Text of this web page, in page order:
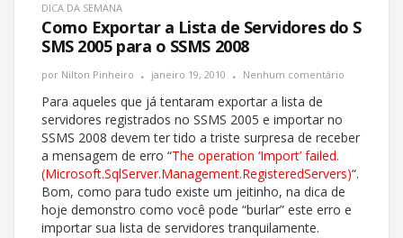
DICA DA SEMANA
Como Exportar a Lista de Servidores do S
SMS 2005 para o SSMS 2008
por Nilton Pinheiro janeiro 19, 2010 Nenhum comentário
Para aqueles que já tentaram exportar a lista de
servidores registrados no SSMS 2005 e importar no
SSMS 2008 devem ter tido a triste surpresa de receber
a mensagem de erro “The operation ‘Import’ failed.
(Microsoft.SqlServer.Management.RegisteredServers)“.
Bom, como para tudo existe um jeitinho, na dica de
hoje demonstro como você pode “burlar” este erro e
importar sua lista de servidores tranquilamente.